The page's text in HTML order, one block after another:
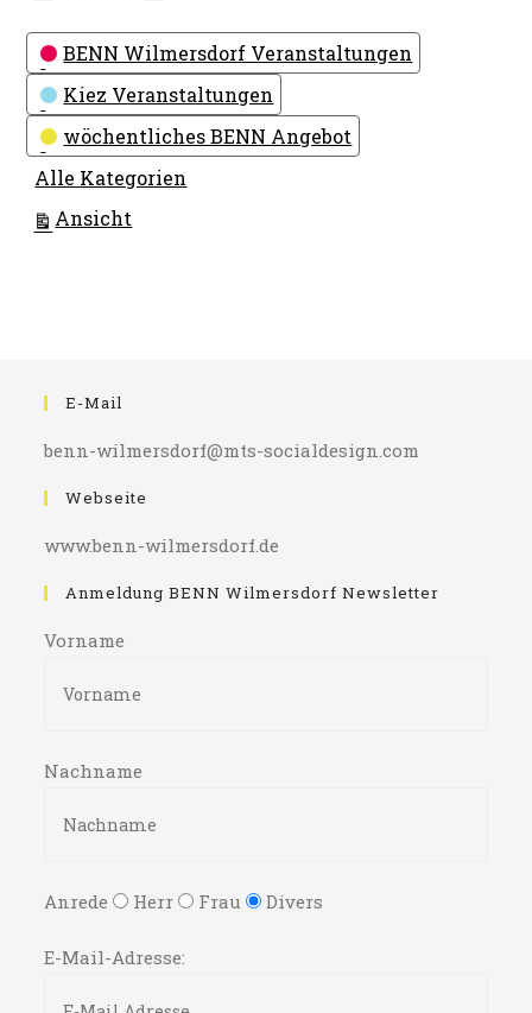
Kategorien
BENN Wilmersdorf Veranstaltungen
Kiez Veranstaltungen
wöchentliches BENN Angebot
Alle Kategorien
Ansicht
E-Mail
benn-wilmersdorf@mts-socialdesign.com
Webseite
www.benn-wilmersdorf.de
Anmeldung BENN Wilmersdorf Newsletter
Vorname
Nachname
Anrede Herr Frau Divers
E-Mail-Adresse: